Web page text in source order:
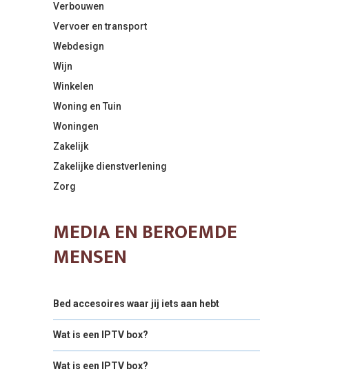
Verbouwen
Vervoer en transport
Webdesign
Wijn
Winkelen
Woning en Tuin
Woningen
Zakelijk
Zakelijke dienstverlening
Zorg
MEDIA EN BEROEMDE
MENSEN
Bed accesoires waar jij iets aan hebt
Wat is een IPTV box?
Wat is een IPTV box?